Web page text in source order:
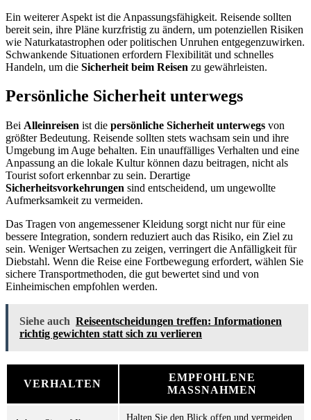
Ein weiterer Aspekt ist die Anpassungsfähigkeit. Reisende sollten
bereit sein, ihre Pläne kurzfristig zu ändern, um potenziellen Risiken
wie Naturkatastrophen oder politischen Unruhen entgegenzuwirken.
Schwankende Situationen erfordern Flexibilität und schnelles
Handeln, um die Sicherheit beim Reisen zu gewährleisten.
Persönliche Sicherheit unterwegs
Bei Alleinreisen ist die persönliche Sicherheit unterwegs von
größter Bedeutung. Reisende sollten stets wachsam sein und ihre
Umgebung im Auge behalten. Ein unauffälliges Verhalten und eine
Anpassung an die lokale Kultur können dazu beitragen, nicht als
Tourist sofort erkennbar zu sein. Derartige
Sicherheitsvorkehrungen sind entscheidend, um ungewollte
Aufmerksamkeit zu vermeiden.
Das Tragen von angemessener Kleidung sorgt nicht nur für eine
bessere Integration, sondern reduziert auch das Risiko, ein Ziel zu
sein. Weniger Wertsachen zu zeigen, verringert die Anfälligkeit für
Diebstahl. Wenn die Reise eine Fortbewegung erfordert, wählen Sie
sichere Transportmethoden, die gut bewertet sind und von
Einheimischen empfohlen werden.
Siehe auch Reiseentscheidungen treffen: Informationen
richtig gewichten statt sich zu verlieren
VERHALTEN
EMPFOHLENE
MASSNAHMEN
Halten Sie den Blick offen und vermeiden